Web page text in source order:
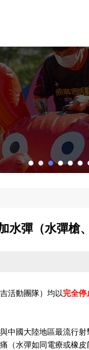
水彈（水彈槍
活動團隊）均以完全停
中國大陸地區最流行
（水彈如同電療或橡